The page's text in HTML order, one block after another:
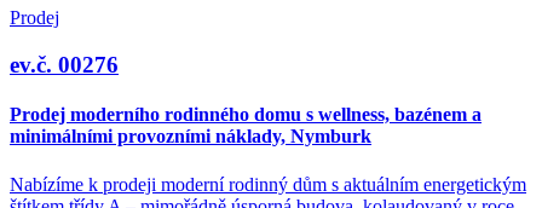
Prodej
ev.č. 00276
Prodej moderního rodinného domu s wellness, bazénem a
minimálními provozními náklady, Nymburk
Nabízíme k prodeji moderní rodinný dům s aktuálním energetickým